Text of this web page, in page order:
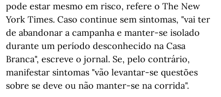
pode estar mesmo em risco, refere o The New
York Times​​. Caso continue sem sintomas, "vai ter
de abandonar a campanha e manter-se isolado
durante um período desconhecido na Casa
Branca", escreve o jornal. Se, pelo contrário,
manifestar sintomas "vão levantar-se questões
sobre se deve ou não manter-se na corrida".